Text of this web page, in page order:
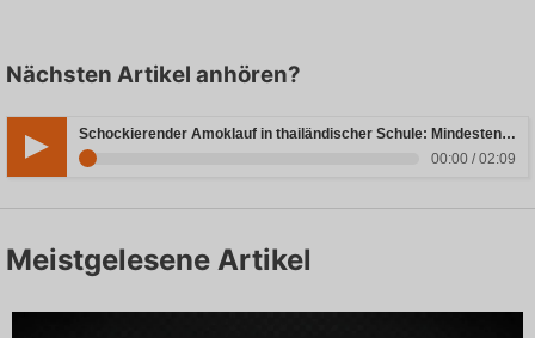
Nächsten Artikel anhören?
Schockierender Amoklauf in thailändischer Schule: Mindestens sieben Todesfälle zu beklagen
00:00 / 02:09
Meistgelesene Artikel